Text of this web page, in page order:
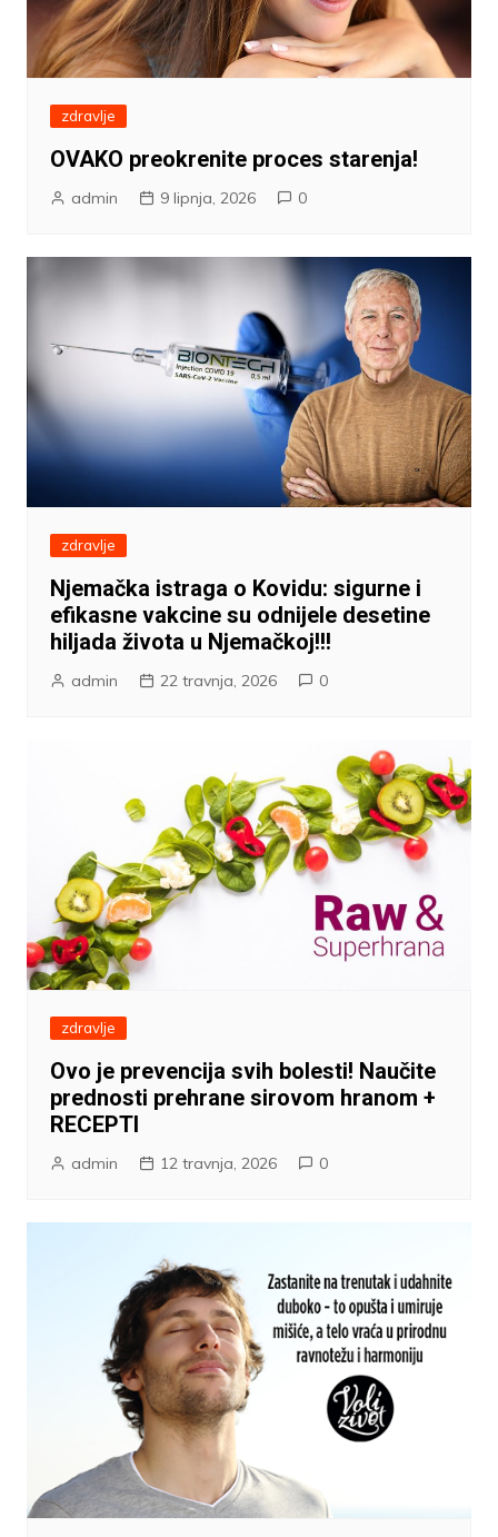
zdravlje
OVAKO preokrenite proces starenja!
admin 9 lipnja, 2026 0
zdravlje
Njemačka istraga o Kovidu: sigurne i
efikasne vakcine su odnijele desetine
hiljada života u Njemačkoj!!!
admin 22 travnja, 2026 0
zdravlje
Ovo je prevencija svih bolesti! Naučite
prednosti prehrane sirovom hranom +
RECEPTI
admin 12 travnja, 2026 0